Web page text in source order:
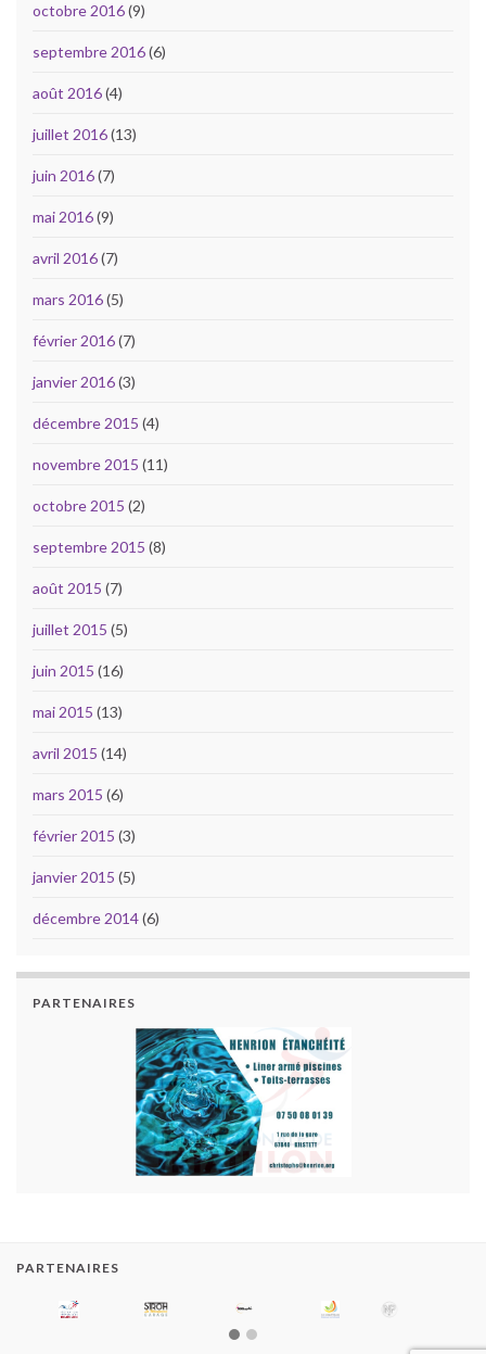
octobre 2016(9)
septembre 2016(6)
août 2016(4)
juillet 2016(13)
juin 2016(7)
mai 2016(9)
avril 2016(7)
mars 2016(5)
février 2016(7)
janvier 2016(3)
décembre 2015 (4)
novembre 2015 (11)
octobre 2015 (2)
septembre 2015 (8)
août 2015 (7)
juillet 2015 (5)
juin 2015 (16)
mai 2015 (13)
avril 2015 (14)
mars 2015 (6)
février 2015 (3)
janvier 2015 (5)
décembre 2014(6)
PARTENAIRES